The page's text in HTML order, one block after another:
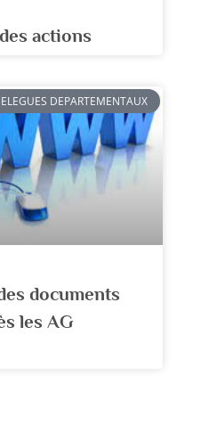
actions
DEPARTEMENTAUX
documents
les AG